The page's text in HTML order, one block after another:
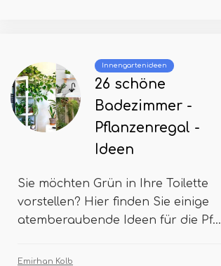
Innengartenideen
26 schöne
Badezimmer -
Pflanzenregal -
Ideen
Sie möchten Grün in Ihre Toilette
vorstellen? Hier finden Sie einige
atemberaubende Ideen für die Pf...
Emirhan Kolb